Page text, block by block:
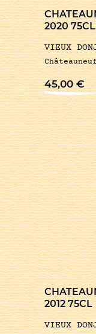
2020 75CL
VIEUX
45,00€
2012 75CL
VIEUX